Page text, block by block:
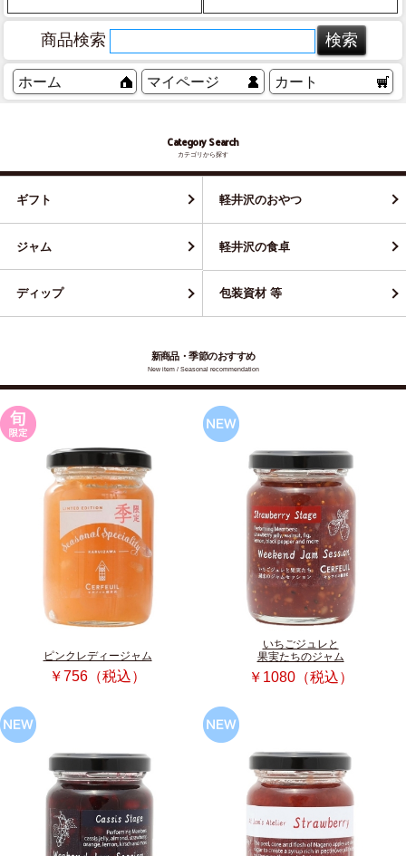
商品検索
ホーム マイページ カート
Category Search
カテゴリから探す
ギフト 軽井沢のおやつ
ジャム 軽井沢の食卓
ディップ 包装資材 等
新商品・季節のおすすめ
New item / Seasonal recommendation
ピンクレディージャム
￥756（税込）
いちごジュレと
果実たちのジャム
￥1080（税込）